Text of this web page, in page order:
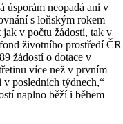
úsporám neopadá ani v
s loňským rokem
jak v počtu žádostí, tak v
životního prostředí ČR
žádostí o dotace v
více než v prvním
posledních týdnech,“
naplno běží i během